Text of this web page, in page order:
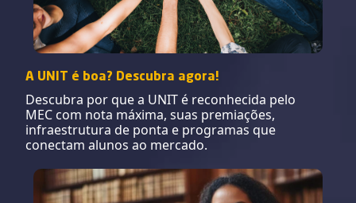
A UNIT é boa? Descubra agora!
Descubra por que a UNIT é reconhecida pelo
MEC com nota máxima, suas premiações,
infraestrutura de ponta e programas que
conectam alunos ao mercado.